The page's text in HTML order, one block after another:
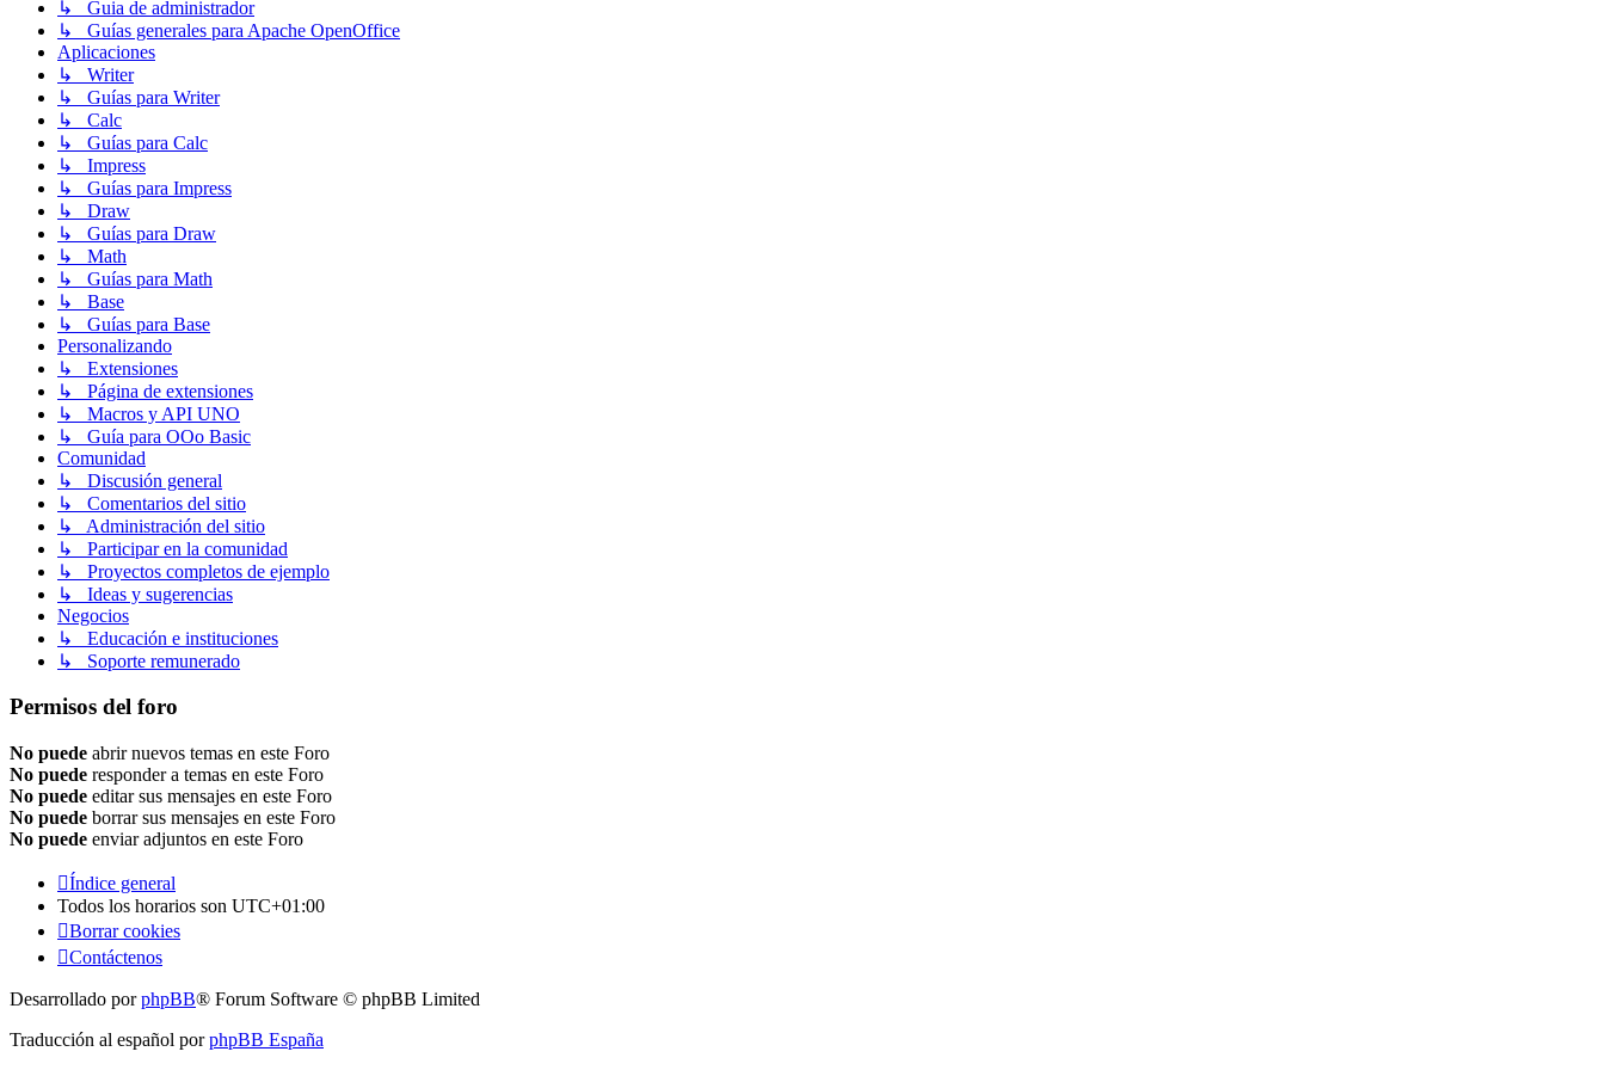
↳ Guia de administrador
↳ Guías generales para Apache OpenOffice
Aplicaciones
↳ Writer
↳ Guías para Writer
↳ Calc
↳ Guías para Calc
↳ Impress
↳ Guías para Impress
↳ Draw
↳ Guías para Draw
↳ Math
↳ Guías para Math
↳ Base
↳ Guías para Base
Personalizando
↳ Extensiones
↳ Página de extensiones
↳ Macros y API UNO
↳ Guía para OOo Basic
Comunidad
↳ Discusión general
↳ Comentarios del sitio
↳ Administración del sitio
↳ Participar en la comunidad
↳ Proyectos completos de ejemplo
↳ Ideas y sugerencias
Negocios
↳ Educación e instituciones
↳ Soporte remunerado
Permisos del foro
No puede abrir nuevos temas en este Foro
No puede responder a temas en este Foro
No puede editar sus mensajes en este Foro
No puede borrar sus mensajes en este Foro
No puede enviar adjuntos en este Foro
Índice general
Todos los horarios son UTC+01:00
Borrar cookies
Contáctenos
Desarrollado porphpBB® Forum Software © phpBB Limited
Traducción al español porphpBB España